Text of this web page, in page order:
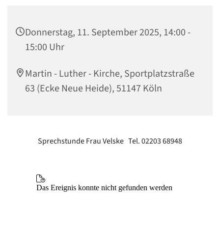
Donnerstag, 11. September 2025, 14:00 -
15:00 Uhr
Martin - Luther - Kirche, Sportplatzstraße
63 (Ecke Neue Heide), 51147 Köln
Sprechstunde Frau Velske Tel. 02203 68948